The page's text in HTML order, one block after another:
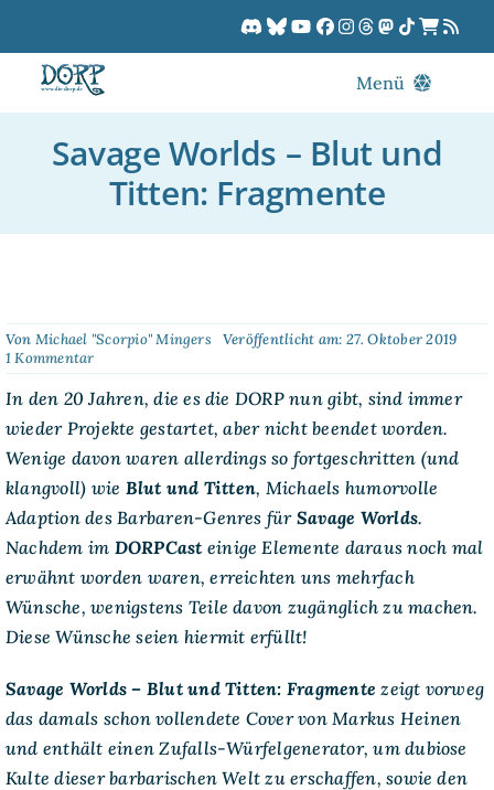
springen
Menü
DORPCast
DORP-TV
Patreon
Savage Worlds – Blut und
Titten: Fragmente
Von Michael "Scorpio" Mingers
Veröffentlicht am: 27. Oktober 2019
1 Kommentaron
Savage
Worlds
Blut
und
Titten:
Fragmente
In den 20 Jahren, die es die DORP nun gibt, sind immer
wieder Projekte gestartet, aber nicht beendet worden.
Wenige davon waren allerdings so fort­geschritten (und
klangvoll) wie Blut und Titten, Michaels humorvolle
Adaption des Barbaren-Genres für Savage Worlds.
Nachdem im DORPCast einige Elemente daraus noch mal
erwähnt worden waren, erreichten uns mehrfach
Wünsche, wenigstens Teile davon zugänglich zu machen.
Diese Wünsche seien hiermit erfüllt!
Savage Worlds – Blut und Titten: Fragmente zeigt vorweg
das damals schon vollendete Cover von Markus Heinen
und enthält einen Zufalls-Würfelgenerator, um dubiose
Kulte dieser barbarischen Welt zu erschaffen, sowie den